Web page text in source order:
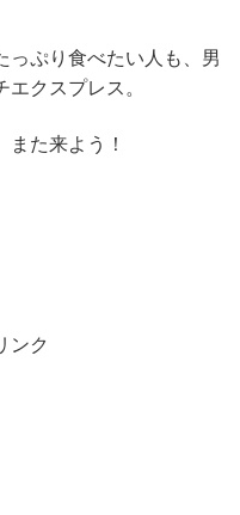
っぷり食べたい人も、男
クスプレス。
た来よう！
ンク